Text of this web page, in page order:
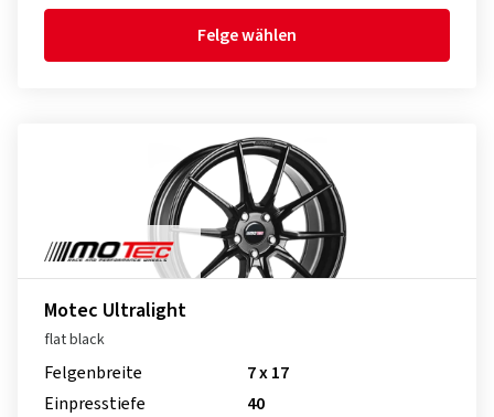
Felge wählen
Motec Ultralight
flat black
Felgenbreite
7 x 17
Einpresstiefe
40